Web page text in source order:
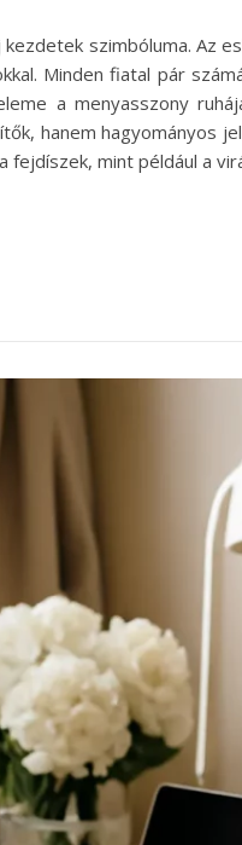
szimbóluma. Az
Minden fiatal pár
a menyasszony
hanem hagyományos
fejdíszek, mint például a